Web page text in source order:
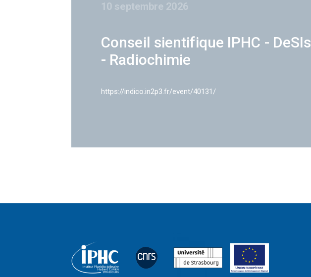
10 septembre 2026
Conseil sientifique IPHC - DeSIs
- Radiochimie
https://indico.in2p3.fr/event/40131/